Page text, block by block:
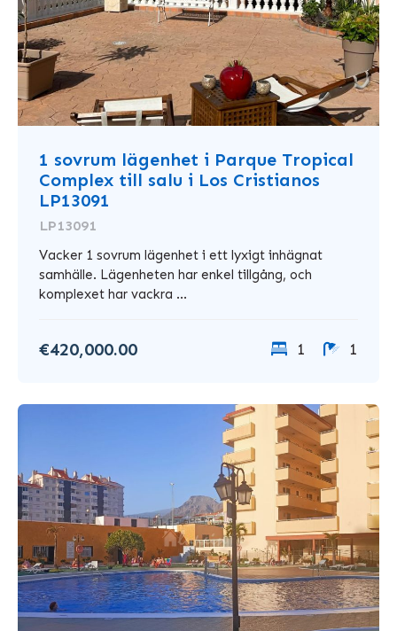
1 sovrum lägenhet i Parque Tropical
Complex till salu i Los Cristianos
LP13091
LP13091
Vacker 1 sovrum lägenhet i ett lyxigt inhägnat
samhälle. Lägenheten har enkel tillgång, och
komplexet har vackra ...
€420,000.00 1 1